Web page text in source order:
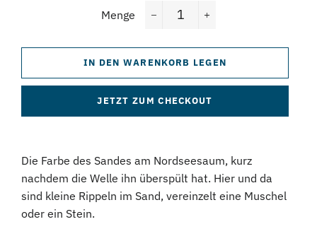
Menge
IN DEN WARENKORB LEGEN
JETZT ZUM CHECKOUT
Die Farbe des Sandes am Nordseesaum, kurz
nachdem die Welle ihn überspült hat. Hier und da
sind kleine Rippeln im Sand, vereinzelt eine Muschel
oder ein Stein.